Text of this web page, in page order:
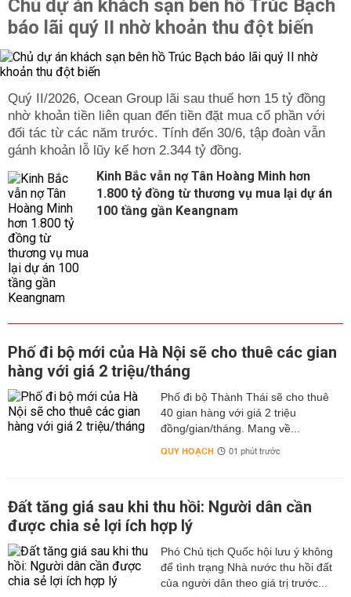
Chủ dự án khách sạn bên hồ Trúc Bạch
báo lãi quý II nhờ khoản thu đột biến
Quý II/2026, Ocean Group lãi sau thuế hơn 15 tỷ đồng
nhờ khoản tiền liên quan đến tiền đặt mua cổ phần với
đối tác từ các năm trước. Tính đến 30/6, tập đoàn vẫn
gánh khoản lỗ lũy kế hơn 2.344 tỷ đồng.
Kinh Bắc vẫn nợ Tân Hoàng Minh hơn
1.800 tỷ đồng từ thương vụ mua lại dự án
100 tầng gần Keangnam
Phố đi bộ mới của Hà Nội sẽ cho thuê các gian
hàng với giá 2 triệu/tháng
Phố đi bộ Thành Thái sẽ cho thuê
40 gian hàng với giá 2 triệu
đồng/gian/tháng. Mang về...
QUY HOẠCH 01 phút trước
Đất tăng giá sau khi thu hồi: Người dân cần
được chia sẻ lợi ích hợp lý
Phó Chủ tịch Quốc hội lưu ý không
để tình trạng Nhà nước thu hồi đất
của người dân theo giá trị trước...